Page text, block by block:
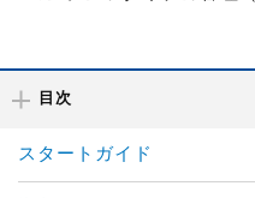
目次
スタートガイド